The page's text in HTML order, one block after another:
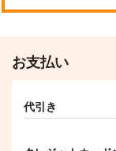
お支払い
代引き